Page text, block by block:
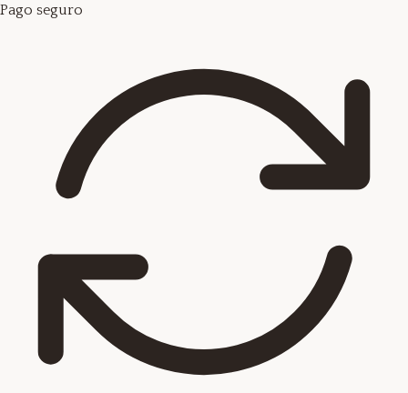
Pago seguro